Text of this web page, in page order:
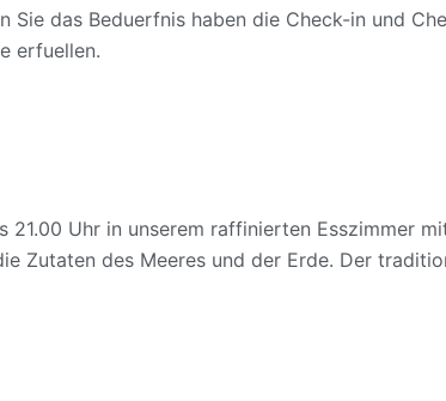
das Beduerfnis haben die Check-in und
erfuellen.
Uhr in unserem raffinierten Esszimmer
Zutaten des Meeres und der Erde. Der